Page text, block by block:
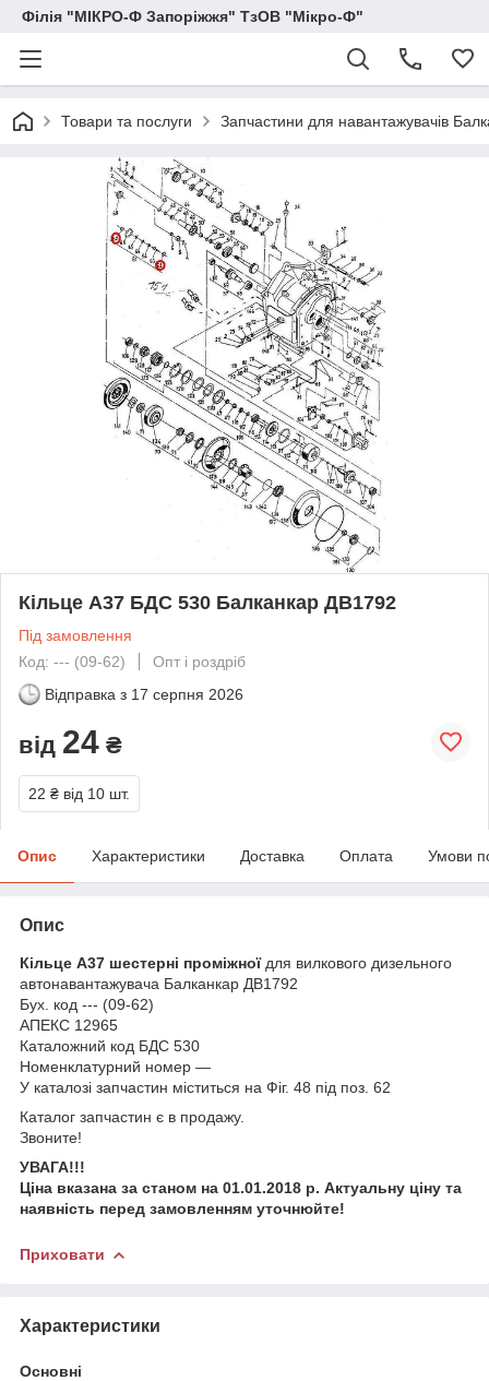
Філія "МІКРО-Ф Запоріжжя" ТзОВ "Мікро-Ф"
Товари та послуги Запчастини для навантажувачів
Кільце А37 БДС 530 Балканкар ДВ1792
Під замовлення
Код: --- (09-62)
Опт і роздріб
Відправка з 17 серпня 2026
від 24 ₴
22 ₴ від 10 шт.
Опис Характеристики Доставка Оплата Умови
Опис
Кільце А37 шестерні проміжної для вилкового дизельного
автонавантажувача Балканкар ДВ1792
Бух. код --- (09-62)
АПЕКС 12965
Каталожний код БДС 530
Номенклатурний номер —
У каталозі запчастин міститься на Фіг. 48 під поз. 62
Каталог запчастин є в продажу.
Звоните!
УВАГА!!!
Ціна вказана за станом на 01.01.2018 р. Актуальну ціну та
наявність перед замовленням уточнюйте!
Приховати
Характеристики
Основні